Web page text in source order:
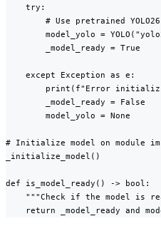
    try:
# Use pretrained
model_yolo =
        _model_ready = True
    except Exception as e:
print(f"Error
        _model_ready = False
        model_yolo = None
# Initialize model on module
_initialize_model()
def is_model_ready() -> bool:
"""Check if the model is
return _model_ready and